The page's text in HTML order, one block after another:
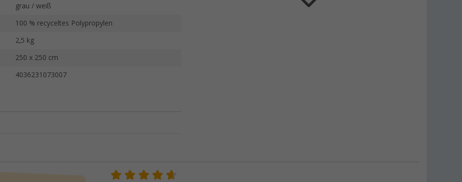
grau / weiß
100 % recyceltes Polypropylen
2,5 kg
250 x 250 cm
4036231073007